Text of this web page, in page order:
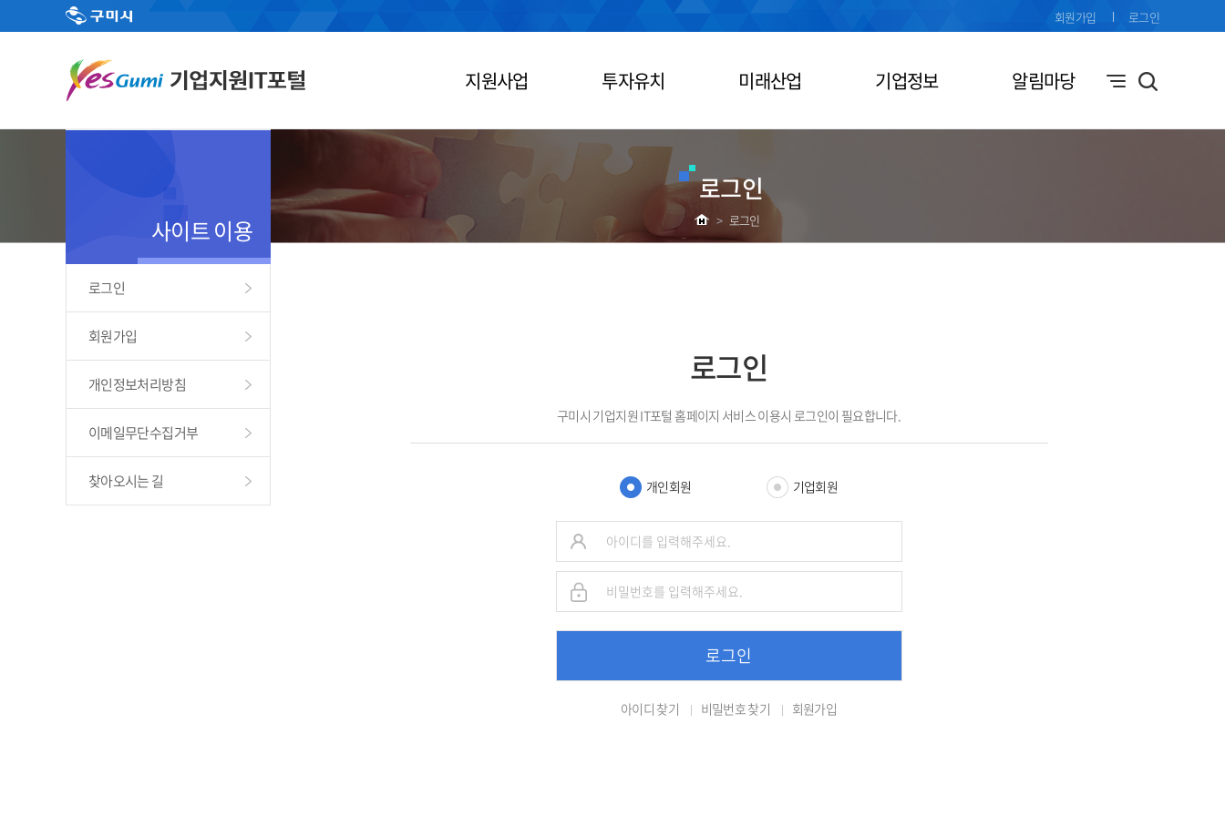
지원사업 투자유치 미래산업 기업정보 알림마당
회원가입 로그인
로그인
> 로그인
사이트 이용
로그인
회원가입
개인정보처리방침
이메일무단수집거부
찾아오시는 길
로그인
구미시 기업지원 IT포털 홈페이지 서비스 이용시 로그인이 필요합니다.
개인회원 기업회원
로그인
아이디 찾기 비밀번호 찾기 회원가입